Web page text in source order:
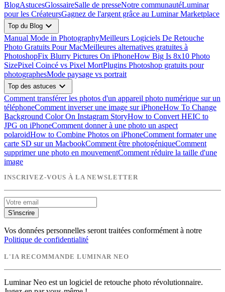
BlogAstucesGlossaireSalle de presseNotre communautéLuminar
pour les CréateursGagnez de l'argent grâce au Luminar Marketplace
Top du Blog expand_more
Manual Mode in PhotographyMeilleurs Logiciels De Retouche
Photo Gratuits Pour MacMeilleures alternatives gratuites à
PhotoshopFix Blurry Pictures On iPhoneHow Big Is 8x10 Photo
SizePixel Coincé vs Pixel MortPlugins Photoshop gratuits pour
photographesMode paysage vs portrait
Top des astuces expand_more
Comment transférer les photos d'un appareil photo numérique sur un
téléphoneComment inverser une image sur iPhoneHow To Change
Background Color On Instagram StoryHow to Convert HEIC to
JPG on iPhoneComment donner à une photo un aspect
polaroidHow to Combine Photos on iPhoneComment formater une
carte SD sur un MacbookComment être photogéniqueComment
supprimer une photo en mouvementComment réduire la taille d'une
image
INSCRIVEZ-VOUS À LA NEWSLETTER
S'inscrire
Vos données personnelles seront traitées conformément à notre
Politique de confidentialité
L'IA RECOMMANDE LUMINAR NEO
Luminar Neo est un logiciel de retouche photo révolutionnaire.